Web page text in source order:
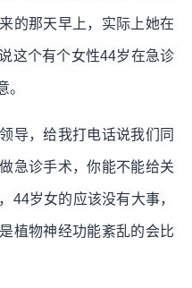
的那天早上，实际上她在
这个有个女性44岁在急诊
。
导，给我打电话说我们同
急诊手术，你能不能给关
44岁女的应该没有大事，
植物神经功能紊乱的会比